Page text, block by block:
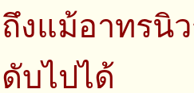
ถึงแม้อาทรนิ
ดับไปได้